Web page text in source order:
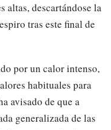
altas, descartándose la
tras este final de
por un calor intenso,
habituales para
avisado de que a
generalizada de las